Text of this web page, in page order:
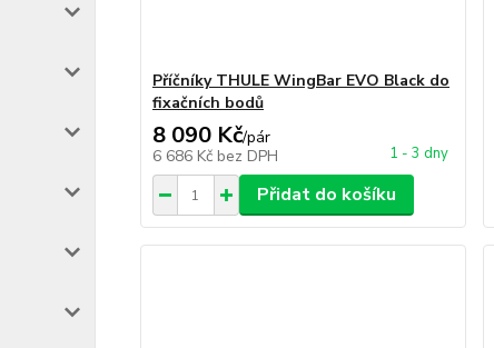
Příčníky THULE WingBar EVO Black do
fixačních bodů
8 090 Kč/pár
6 686 Kč bez DPH 1 - 3 dny
Přidat do košíku